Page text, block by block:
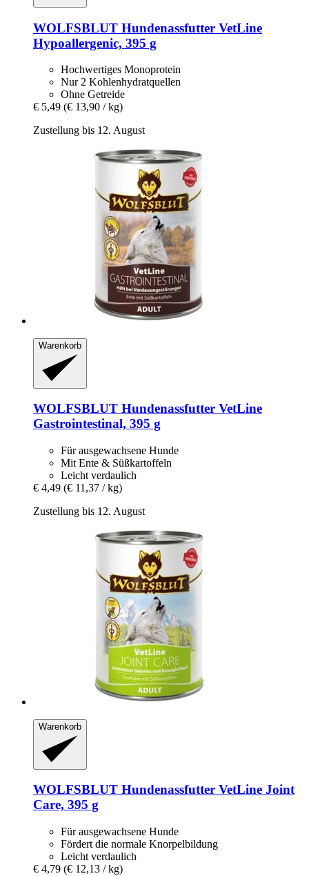
WOLFSBLUT Hundenassfutter VetLine
Hypoallergenic, 395 g
Hochwertiges Monoprotein
Nur 2 Kohlenhydratquellen
Ohne Getreide
€ 5,49 (€ 13,90 / kg)
Zustellung bis 12. August
Warenkorb
WOLFSBLUT Hundenassfutter VetLine
Gastrointestinal, 395 g
Für ausgewachsene Hunde
Mit Ente & Süßkartoffeln
Leicht verdaulich
€ 4,49 (€ 11,37 / kg)
Zustellung bis 12. August
Warenkorb
WOLFSBLUT Hundenassfutter VetLine Joint
Care, 395 g
Für ausgewachsene Hunde
Fördert die normale Knorpelbildung
Leicht verdaulich
€ 4,79 (€ 12,13 / kg)